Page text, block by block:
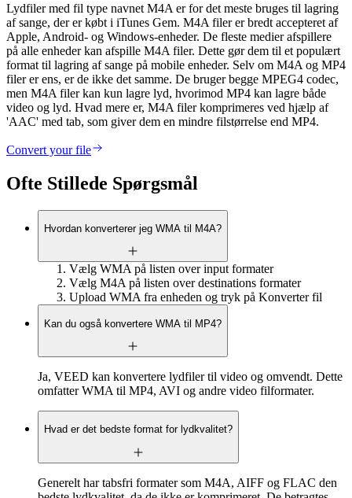
Lydfiler med fil type navnet M4A er for det meste bruges til lagring
af sange, der er købt i iTunes Gem. M4A filer er bredt accepteret af
Apple, Android- og Windows-enheder. De fleste medier afspillere
på alle enheder kan afspille M4A filer. Dette gør dem til et populært
format til lagring af sange på mobile enheder. Selv om M4A og MP4
filer er ens, er de ikke det samme. De bruger begge MPEG4 codec,
men M4A filer kan kun lagre lyd, hvorimod MP4 kan lagre både
video og lyd. Hvad mere er, M4A filer komprimeres ved hjælp af
'AAC' med tab, som giver dem en mindre filstørrelse end MP4.
Convert your file
Ofte Stillede Spørgsmål
Hvordan konverterer jeg WMA til M4A?
Vælg WMA på listen over input formater
Vælg M4A på listen over destinations formater
Upload WMA fra enheden og tryk på Konverter fil
Kan du også konvertere WMA til MP4?
Ja, VEED kan konvertere lydfiler til video og omvendt. Dette
omfatter WMA til MP4, AVI og andre video filformater.
Hvad er det bedste format for lydkvalitet?
Generelt har tabsfri formater som M4A, AIFF og FLAC den